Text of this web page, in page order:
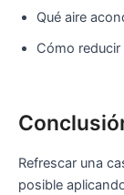
Qué aire
Cómo
Refrescar una
posible